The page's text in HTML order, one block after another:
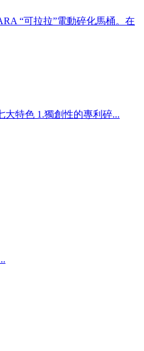
“可拉拉”電動碎化馬桶。在
大特色 1.獨創性的專利碎...